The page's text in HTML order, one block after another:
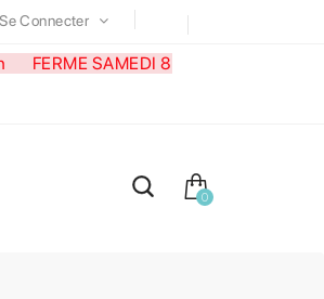
Se Connecter
FERME SAMEDI 8
0